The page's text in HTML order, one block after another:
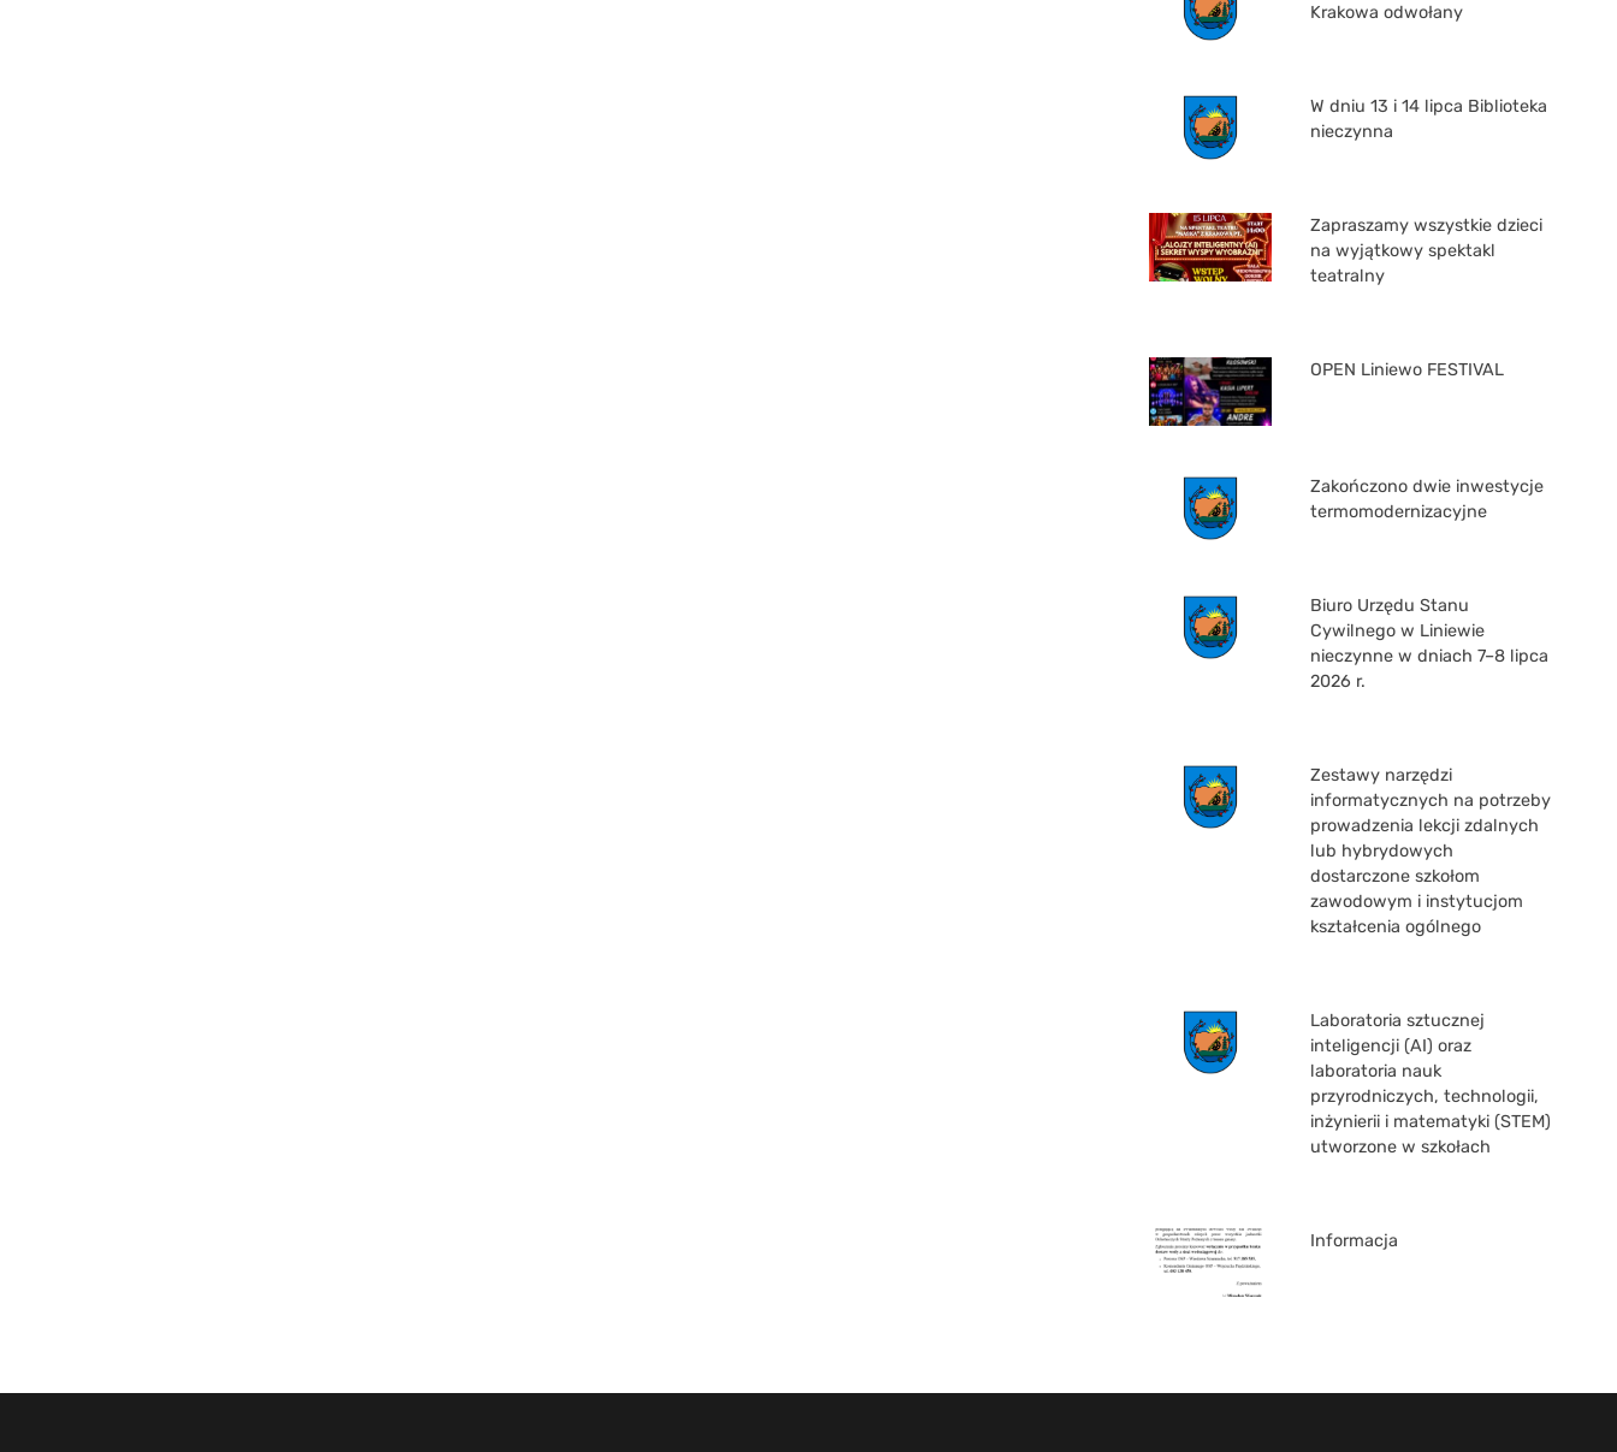
Krakowa odwołany
W dniu 13 i 14 lipca Biblioteka
nieczynna
Zapraszamy wszystkie dzieci
na wyjątkowy spektakl
teatralny
OPEN Liniewo FESTIVAL
Zakończono dwie inwestycje
termomodernizacyjne
Biuro Urzędu Stanu
Cywilnego w Liniewie
nieczynne w dniach 7–8 lipca
2026 r.
Zestawy narzędzi
informatycznych na potrzeby
prowadzenia lekcji zdalnych
lub hybrydowych
dostarczone szkołom
zawodowym i instytucjom
kształcenia ogólnego
Laboratoria sztucznej
inteligencji (AI) oraz
laboratoria nauk
przyrodniczych, technologii,
inżynierii i matematyki (STEM)
utworzone w szkołach
Informacja